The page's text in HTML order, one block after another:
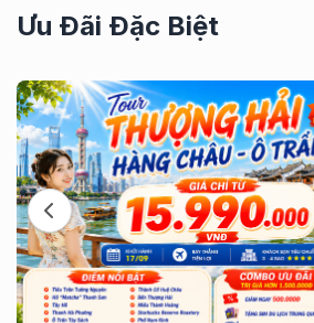
Ưu Đãi Đặc Biệt